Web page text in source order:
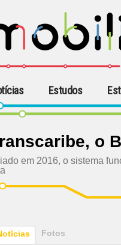
Estudos
o
em 2016, o sistema
Fotos